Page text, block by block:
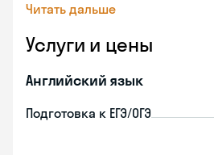
Читать дальше
Услуги и цены
Английский язык
Подготовка к ЕГЭ/ОГЭ